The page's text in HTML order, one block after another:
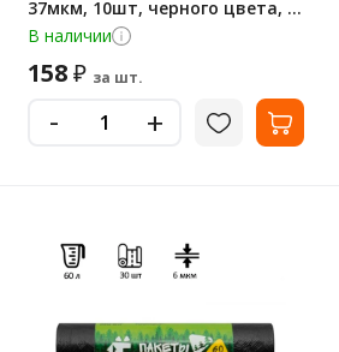
37мкм, 10шт, черного цвета, в
рулоне
В наличии
158₽ за шт.
- +